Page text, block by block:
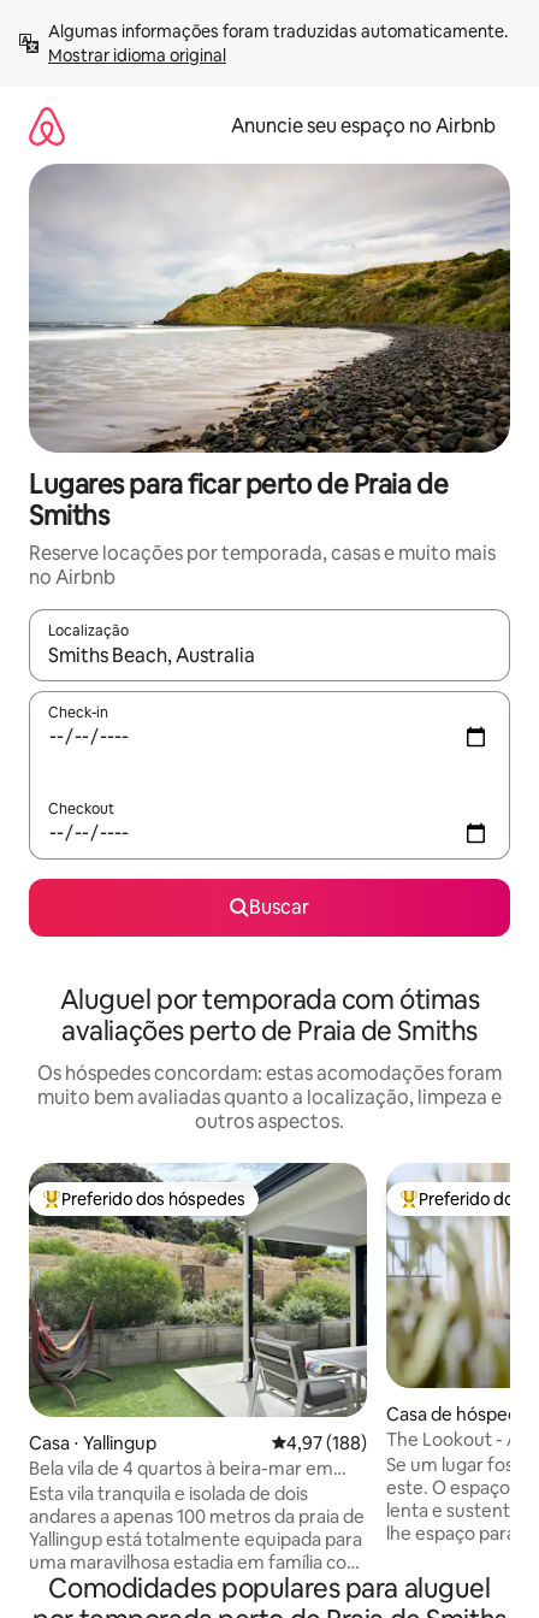
para
Mostrar idioma original
Anuncie seu espaço no Airbnb
Lugares para ficar perto de Praia de
Smiths
Reserve locações por temporada, casas e muito mais
no Airbnb
Localização
Quando os resultados estiverem disponíveis, explore-os
Check-in
Checkout
Buscar
Aluguel por temporada com ótimas
avaliações perto de Praia de Smiths
Os hóspedes concordam: estas acomodações foram
muito bem avaliadas quanto a localização, limpeza e
outros aspectos.
Entre os melhores preferidos dos hóspedes
Preferido dos hóspedes
Casa ⋅ Yallingup 4,97 de uma avaliação média de
4,97 (188)
Bela vila de 4 quartos à beira-mar em
Yallingup
Esta vila tranquila e isolada de dois
andares a apenas 100 metros da praia de
Yallingup está totalmente equipada para
uma maravilhosa estadia em família com
cozinha. 3 quartos e 2 banheiros no
andar de cima e duas áreas de estar no
Entre os
Preferido dos
Casa de
up River
The Lookout -
quarto e 1
Se um lugar
este. O espaço
lenta e
lhe espaço para
um pátio aberto,
terras agrícolas.
Comodidades populares para aluguel